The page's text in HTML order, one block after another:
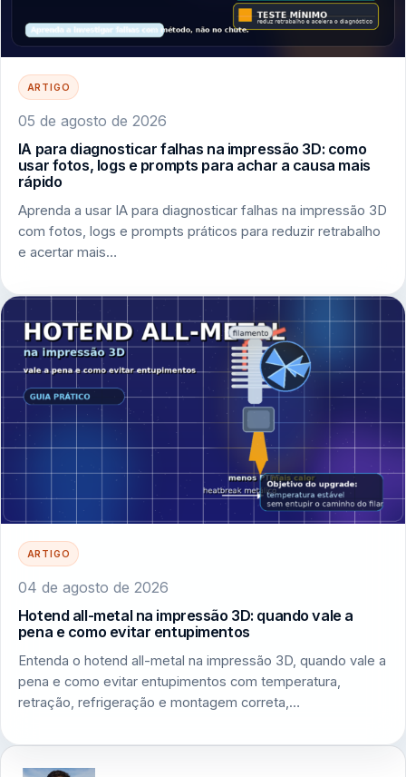
ARTIGO
05 de agosto de 2026
IA para diagnosticar falhas na impressão 3D: como
usar fotos, logs e prompts para achar a causa mais
rápido
Aprenda a usar IA para diagnosticar falhas na impressão 3D
com fotos, logs e prompts práticos para reduzir retrabalho
e acertar mais…
ARTIGO
04 de agosto de 2026
Hotend all-metal na impressão 3D: quando vale a
pena e como evitar entupimentos
Entenda o hotend all-metal na impressão 3D, quando vale a
pena e como evitar entupimentos com temperatura,
retração, refrigeração e montagem correta,…